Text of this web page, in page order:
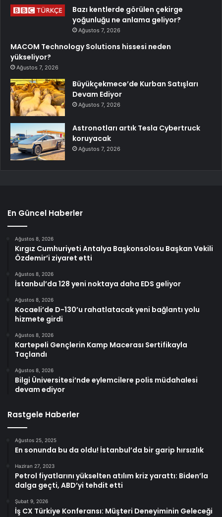
Bazı kentlerde görülen çekirge
yoğunluğu ne anlama geliyor?
Ağustos 7, 2026
MACOM Technology Solutions hissesi neden
yükseliyor?
Ağustos 7, 2026
Büyükçekmece’de Kurban Satışları
Devam Ediyor
Ağustos 7, 2026
Astronotları artık Tesla Cybertruck
koruyacak
Ağustos 7, 2026
En Güncel Haberler
Ağustos 8, 2026
Kırgız Cumhuriyeti Antalya Başkonsolosu Başkan Vekili
Özdemir’i ziyaret etti
Ağustos 8, 2026
İstanbul’da 128 yeni noktaya daha EDS geliyor
Ağustos 8, 2026
Kocaeli’de D-130’u rahatlatacak yeni bağlantı yolu
hizmete girdi
Ağustos 8, 2026
Kartepeli Gençlerin Kamp Macerası Sertifikayla
Taçlandı
Ağustos 8, 2026
Bilgi Üniversitesi’nde eylemcilere polis müdahalesi
devam ediyor
Rastgele Haberler
Ağustos 25, 2025
En sonunda bu da oldu! İstanbul’da bir garip hırsızlık
Haziran 27, 2023
Petrol fiyatlarını yükselten atılım kriz yarattı: Biden’la
dalga geçti, ABD’yi tehdit etti
Şubat 9, 2026
İş CX Türkiye Konferansı: Müşteri Deneyiminin Geleceği